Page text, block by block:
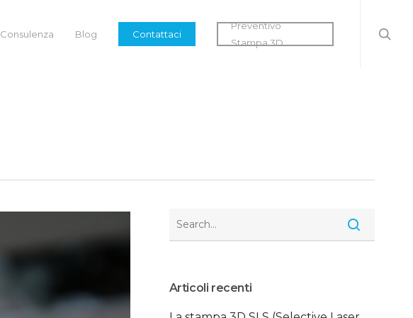
Consulenza Blog Contattaci
Preventivo
Stampa 3D
Articoli recenti